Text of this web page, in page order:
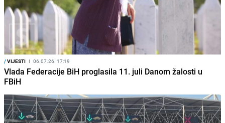
/VIJESTI I 06.07.26. 17:19
Vlada Federacije BiH proglasila 11. juli Danom žalosti u
FBiH